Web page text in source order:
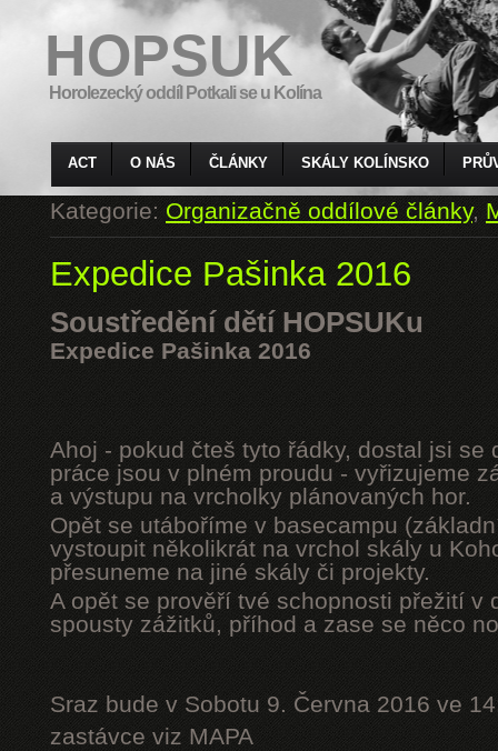
HOPSUK
Horolezecký oddíl Potkali se u Kolína
ACT O NÁS ČLÁNKY SKÁLY KOLÍNSKO
Kategorie:Organizačně oddílové články,
Expedice Pašinka 2016
Soustředění dětí HOPSUKu
Expedice Pašinka 2016
Ahoj - pokud čteš tyto řádky, dostal jsi se
práce jsou v plném proudu - vyřizujeme
a výstupu na vrcholky plánovaných hor.
Opět se utáboříme v basecampu
vystoupit několikrát na vrchol skály u
přesuneme na jiné skály či projekty.
A opět se prověří tvé schopnosti přežití v
spousty zážitků, příhod a zase se něco
Sraz bude v Sobotu 9. Června 2016 ve
zastávce viz MAPA